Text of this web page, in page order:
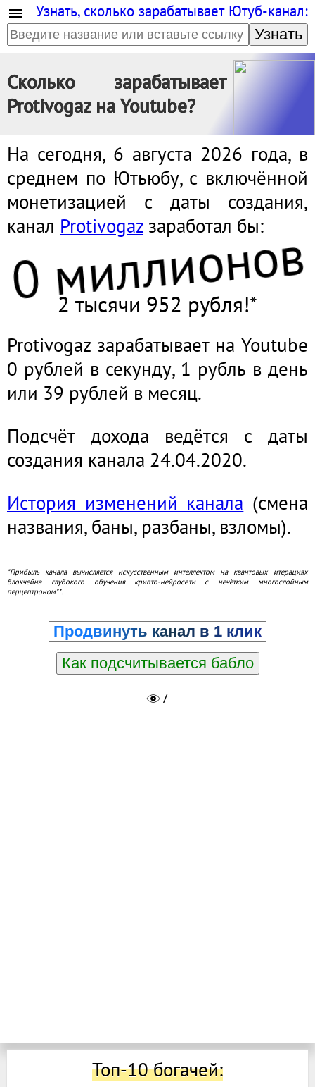
Узнать, сколько зарабатывает Ютуб-канал:
Узнать
Сколько зарабатывает
Protivogaz на Youtube?
На сегодня, 6 августа 2026 года, в
среднем по Ютьюбу, с включённой
монетизацией с даты создания,
канал Protivogaz заработал бы:
0 миллионов
2 тысячи 952 рубля!*
Protivogaz зарабатывает на Youtube
0 рублей в секунду, 1 рубль в день
или 39 рублей в месяц.
Подсчёт дохода ведётся с даты
создания канала 24.04.2020.
История изменений канала (смена
названия, баны, разбаны, взломы).
*Прибыль канала вычисляется искусственным интеллектом на квантовых итерациях
блокчейна глубокого обучения крипто-нейросети с нечётким многослойным
перцептроном**.
Продвинуть канал в 1 клик
Как подсчитывается бабло
7
Топ-10 богачей: